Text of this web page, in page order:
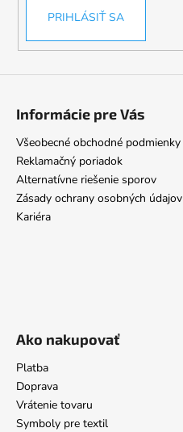
PRIHLÁSIŤ SA
Informácie pre Vás
Všeobecné obchodné podmienky
Reklamačný poriadok
Alternatívne riešenie sporov
Zásady ochrany osobných údajov
Kariéra
Ako nakupovať
Platba
Doprava
Vrátenie tovaru
Symboly pre textil